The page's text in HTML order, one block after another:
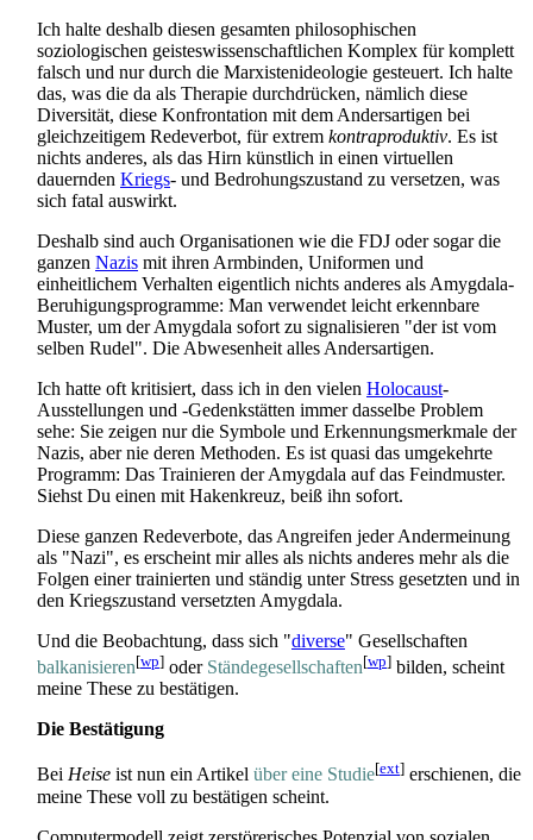
Ich halte deshalb diesen gesamten philosophischen
soziologischen geistes­wissen­schaftlichen Komplex für komplett
falsch und nur durch die Marxisten­ideologie gesteuert. Ich halte
das, was die da als Therapie durchdrücken, nämlich diese
Diversität, diese Konfrontation mit dem Andersartigen bei
gleichzeitigem Redeverbot, für extrem kontra­produktiv. Es ist
nichts anderes, als das Hirn künstlich in einen virtuellen
dauernden Kriegs- und Bedrohungs­zustand zu versetzen, was
sich fatal auswirkt.
Deshalb sind auch Organisationen wie die FDJ oder sogar die
ganzen Nazis mit ihren Armbinden, Uniformen und
einheitlichem Verhalten eigentlich nichts anderes als Amygdala-
Beruhigungs­programme: Man verwendet leicht erkennbare
Muster, um der Amygdala sofort zu signalisieren "der ist vom
selben Rudel". Die Abwesenheit alles Andersartigen.
Ich hatte oft kritisiert, dass ich in den vielen Holocaust-
Ausstellungen und -Gedenkstätten immer dasselbe Problem
sehe: Sie zeigen nur die Symbole und Erkennungs­merkmale der
Nazis, aber nie deren Methoden. Es ist quasi das umgekehrte
Programm: Das Trainieren der Amygdala auf das Feindmuster.
Siehst Du einen mit Hakenkreuz, beiß ihn sofort.
Diese ganzen Redeverbote, das Angreifen jeder Andermeinung
als "Nazi", es erscheint mir alles als nichts anderes mehr als die
Folgen einer trainierten und ständig unter Stress gesetzten und in
den Kriegszustand versetzten Amygdala.
Und die Beobachtung, dass sich "diverse" Gesellschaften
balkanisieren[wp] oder Stände­gesellschaften[wp] bilden, scheint
meine These zu bestätigen.
Die Bestätigung
Bei Heise ist nun ein Artikel über eine Studie[ext] erschienen, die
meine These voll zu bestätigen scheint.